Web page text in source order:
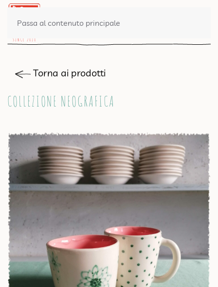
Passa al contenuto principale
Torna ai prodotti
COLLEZIONE NEOGRAFICA